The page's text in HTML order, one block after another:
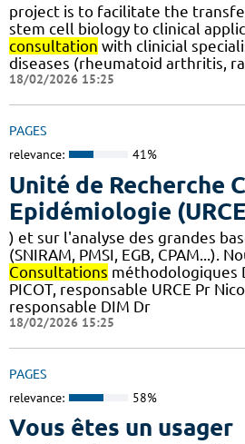
project is to facilitate the
stem cell biology to clinical
consultation with clinicial
diseases (rheumatoid arthritis,
18/02/2026 15:25
PAGES
relevance: 41%
Unité de Recherche
Epidémiologie
) et sur l'analyse des grandes
(SNIRAM, PMSI, EGB, CPAM...).
Consultations méthodologiques
PICOT, responsable URCE Pr
responsable DIM Dr
18/02/2026 15:25
PAGES
relevance: 58%
Vous êtes un usager